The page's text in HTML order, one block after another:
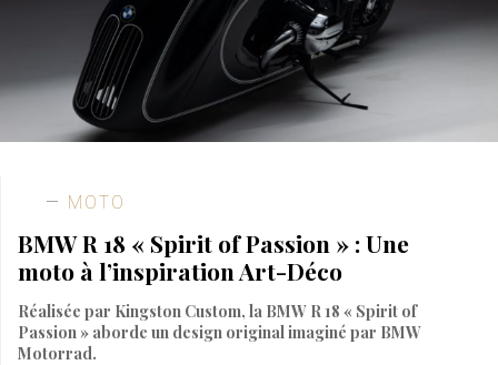
MOTO
BMW R 18 « Spirit of Passion » : Une
moto à l’inspiration Art-Déco
Réalisée par Kingston Custom, la BMW R 18 « Spirit of
Passion » aborde un design original imaginé par BMW
Motorrad.